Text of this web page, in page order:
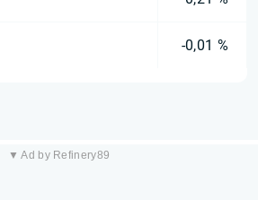
-0,01 %
▼ Ad by Refinery89